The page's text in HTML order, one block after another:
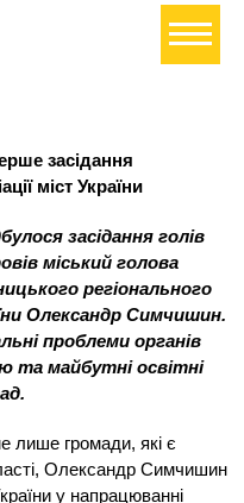
засідання
міст України
засідання голів
міський голова
регіонального
Олександр Симчишин.
проблеми органів
та майбутні освітні
лише громади, які є
Олександр Симчишин
у напрацюванні